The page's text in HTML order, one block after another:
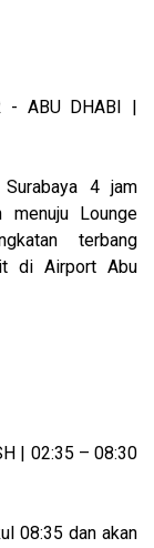
- ABU DHABI |
4 jam
menuju Lounge
terbang
di Airport Abu
| 02:35 – 08:30
08:35 dan akan